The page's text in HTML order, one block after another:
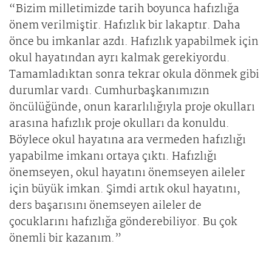
“Bizim milletimizde tarih boyunca hafızlığa
önem verilmiştir. Hafızlık bir lakaptır. Daha
önce bu imkanlar azdı. Hafızlık yapabilmek için
okul hayatından ayrı kalmak gerekiyordu.
Tamamladıktan sonra tekrar okula dönmek gibi
durumlar vardı. Cumhurbaşkanımızın
öncülüğünde, onun kararlılığıyla proje okulları
arasına hafızlık proje okulları da konuldu.
Böylece okul hayatına ara vermeden hafızlığı
yapabilme imkanı ortaya çıktı. Hafızlığı
önemseyen, okul hayatını önemseyen aileler
için büyük imkan. Şimdi artık okul hayatını,
ders başarısını önemseyen aileler de
çocuklarını hafızlığa gönderebiliyor. Bu çok
önemli bir kazanım.”